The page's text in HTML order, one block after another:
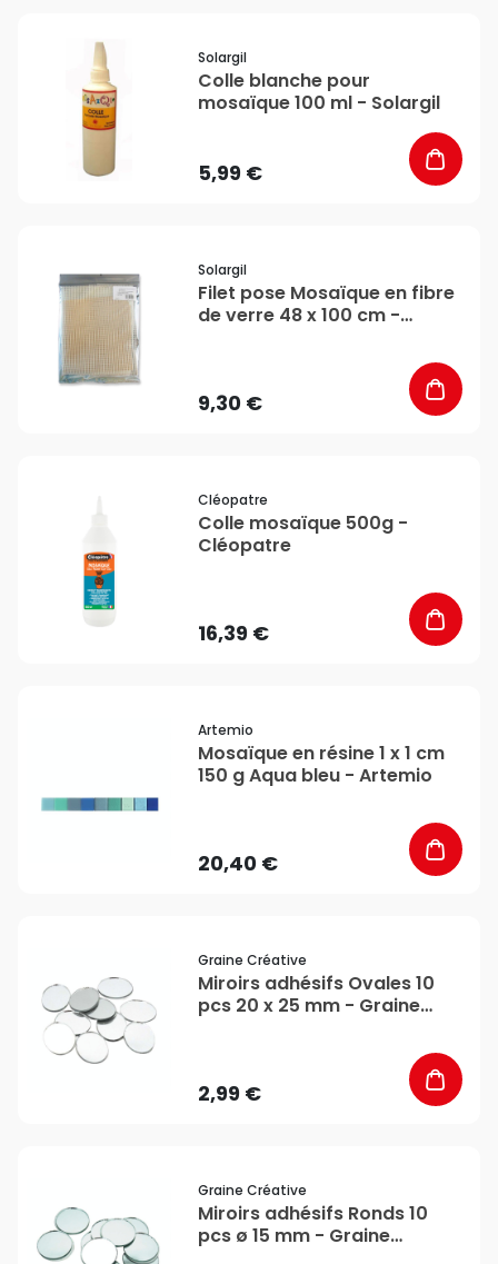
Solargil
Colle blanche pour
mosaïque 100 ml - Solargil
5,99 €
Solargil
Filet pose Mosaïque en fibre
de verre 48 x 100 cm -
9,30 €
Cléopatre
Colle mosaïque 500g -
Cléopatre
16,39 €
Artemio
Mosaïque en résine 1 x 1 cm
150 g Aqua bleu - Artemio
20,40 €
Graine Créative
Miroirs adhésifs Ovales 10
pcs 20 x 25 mm - Graine
2,99 €
Graine Créative
Miroirs adhésifs Ronds 10
pcs ø 15 mm - Graine